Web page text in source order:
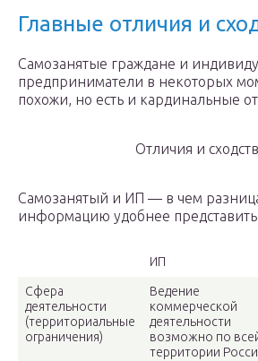
Главные отличия и
Самозанятые граждане и
предприниматели в некоторых
похожи, но есть и кардинальные
Отличия и
Самозанятый и ИП — в чем
информацию удобнее
ИП
Сфера
деятельности
(территориальные
ограничения)
Ведение
коммерческой
деятельности
возможно по
территории